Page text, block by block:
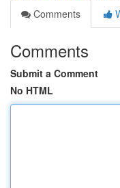
Comments
Comments
Submit a Comment
No HTML